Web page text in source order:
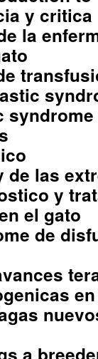
y
la
syndrome
de las
y
el gato
de
a